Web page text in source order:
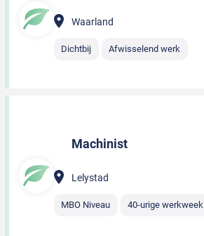
Waarland
Dichtbij Afwisselend werk
Machinist
Lelystad
MBO Niveau 40-urige werkweek